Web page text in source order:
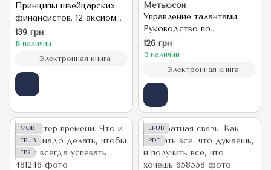
Принципы швейцарских
финансистов. 12 аксиом
успешного
инвестирования
139 грн
В наличии
Электронная книга
Метьюсон
Управление талантами.
Руководство по
выращиванию сильной
команды
126 грн
В наличии
Электронная книга
MOBI
EPUB
FB2
EPUB
PDF